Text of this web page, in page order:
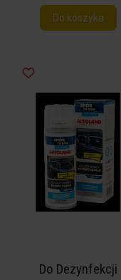
Do koszyka
Do Dezynfekcji